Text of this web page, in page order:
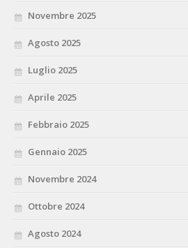
Novembre 2025
Agosto 2025
Luglio 2025
Aprile 2025
Febbraio 2025
Gennaio 2025
Novembre 2024
Ottobre 2024
Agosto 2024